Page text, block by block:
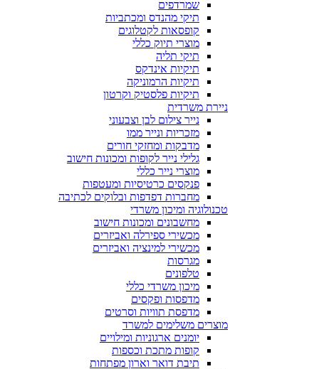
שמרדפים
תיקי מהנדס ומכתביות
קופסאות לקטלוגים
מוצרי תיוק כללי
תיקי תליה
תיקיות אינדקס
תיקיות הרמוניקה
תיקיות פלסטיק וקרטון
ניירת משרדית
נייר צילום לבן וצבעוני
מזכריות ונייר ממו
מדבקות ומחזקי חורים
גלילי נייר לקופות ומכונות חישוב
מוצרי נייר כללי
פנקסים כרטיסיות ומעטפות
מחברות דפדפות ובלוקים לכתיבה
טכנולוגיה ומיכון משרדי
מחשבונים ומכונות חישוב
מכשירי ספירלה ואביזרים
מכשירי למינציה ואביזרים
מגרסות
טלפונים
מיכון משרדי כללי
מדפסות ופקסים
מדפסת תוויות וסרטים
מוצרים משלימים למשרד
יומנים ארגוניות ומילויים
קופות מתכת וכספות
תיבת דואר וארון מפתחות